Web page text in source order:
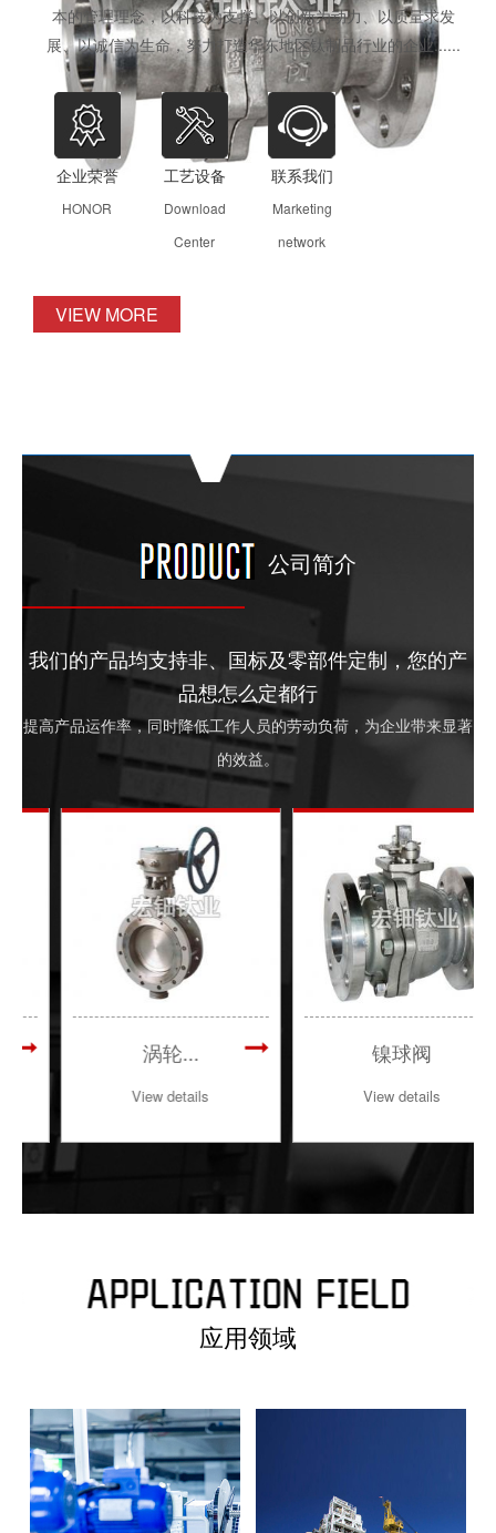
本的管理理念，以科技为支撑、以创新为动力、以质量求发
展、以诚信为生命，努力打造华东地区钛制品行业的企业......
企业荣誉
HONOR
工艺设备
Download
Center
联系我们
Marketing
network
VIEW MORE
公司简介
我们的产品均支持非、国标及零部件定制，您的产
品想怎么定都行
提高产品运作率，同时降低工作人员的劳动负荷，为企业带来显著
的效益。
涡轮...
View details
镍球阀
View details
应用领域